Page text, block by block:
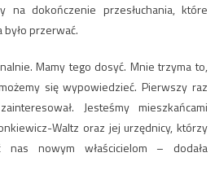
na dokończenie przesłuchania, które
przerwać.
Mamy tego dosyć. Mnie trzyma to,
się wypowiedzieć. Pierwszy raz
Jesteśmy mieszkańcami
Waltz oraz jej urzędnicy, którzy
nowym właścicielom – dodała